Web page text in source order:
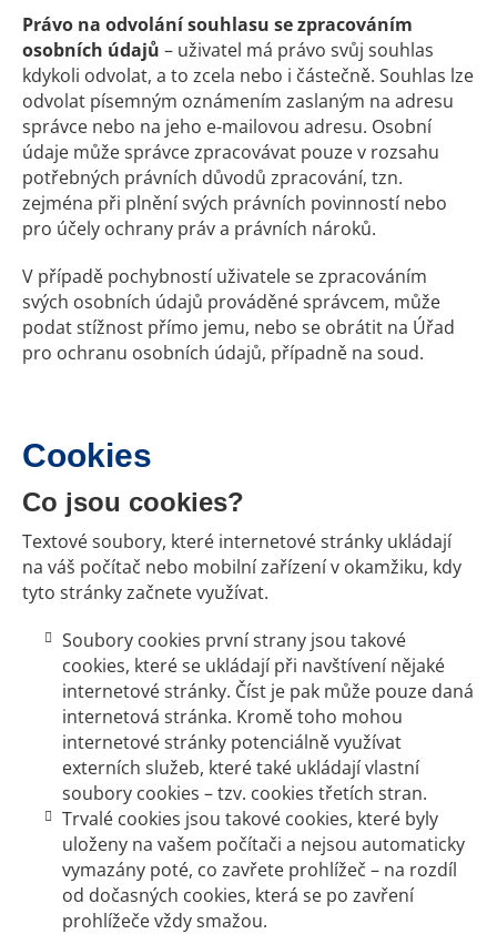
Právo na odvolání souhlasu se zpracováním
osobních údajů – uživatel má právo svůj souhlas
kdykoli odvolat, a to zcela nebo i částečně. Souhlas lze
odvolat písemným oznámením zaslaným na adresu
správce nebo na jeho e-mailovou adresu. Osobní
údaje může správce zpracovávat pouze v rozsahu
potřebných právních důvodů zpracování, tzn.
zejména při plnění svých právních povinností nebo
pro účely ochrany práv a právních nároků.
V případě pochybností uživatele se zpracováním
svých osobních údajů prováděné správcem, může
podat stížnost přímo jemu, nebo se obrátit na Úřad
pro ochranu osobních údajů, případně na soud.
Cookies
Co jsou cookies?
Textové soubory, které internetové stránky ukládají
na váš počítač nebo mobilní zařízení v okamžiku, kdy
tyto stránky začnete využívat.
Soubory cookies první strany jsou takové
cookies, které se ukládají při navštívení nějaké
internetové stránky. Číst je pak může pouze daná
internetová stránka. Kromě toho mohou
internetové stránky potenciálně využívat
externích služeb, které také ukládají vlastní
soubory cookies – tzv. cookies třetích stran.
Trvalé cookies jsou takové cookies, které byly
uloženy na vašem počítači a nejsou automaticky
vymazány poté, co zavřete prohlížeč – na rozdíl
od dočasných cookies, která se po zavření
prohlížeče vždy smažou.